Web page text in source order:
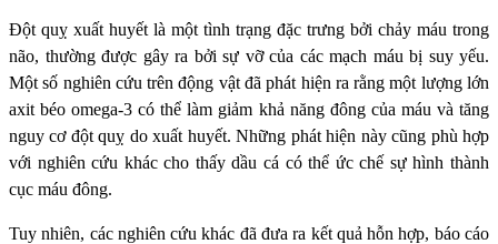
Đột quỵ xuất huyết là một tình trạng đặc trưng bởi chảy máu trong
não, thường được gây ra bởi sự vỡ của các mạch máu bị suy yếu.
Một số nghiên cứu trên động vật đã phát hiện ra rằng một lượng lớn
axit béo omega-3 có thể làm giảm khả năng đông của máu và tăng
nguy cơ đột quỵ do xuất huyết. Những phát hiện này cũng phù hợp
với nghiên cứu khác cho thấy dầu cá có thể ức chế sự hình thành
cục máu đông.
Tuy nhiên, các nghiên cứu khác đã đưa ra kết quả hỗn hợp, báo cáo